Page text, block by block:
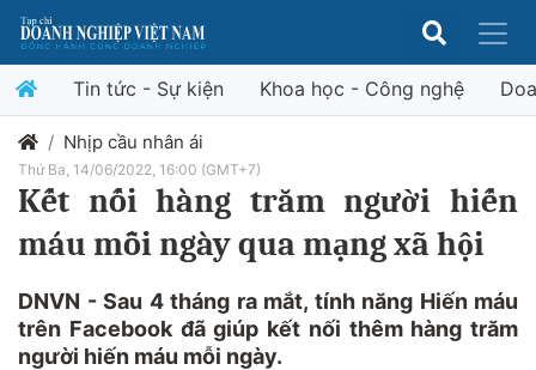
Tin tức - Sự kiện Khoa học - Công nghệ
Nhịp cầu nhân ái
Thứ Ba, 14/06/2022, 16:00 (GMT+7)
Kết nối hàng trăm người hiến
máu mỗi ngày qua mạng xã hội
DNVN - Sau 4 tháng ra mắt, tính năng Hiến máu
trên Facebook đã giúp kết nối thêm hàng trăm
người hiến máu mỗi ngày.